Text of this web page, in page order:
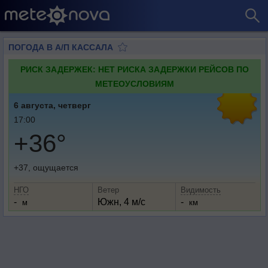
ПОГОДА В А/П КАССАЛА
РИСК ЗАДЕРЖЕК: НЕТ РИСКА ЗАДЕРЖКИ РЕЙСОВ ПО
МЕТЕОУСЛОВИЯМ
6 августа, четверг
17:00
+36°
+37, ощущается
НГО
- м
Ветер
Южн, 4 м/с
Видимость
- км